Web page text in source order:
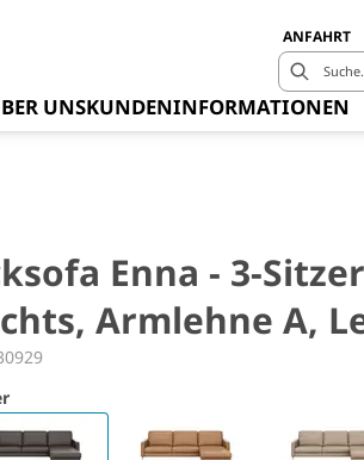
ANFAHRT
UNSKUNDENINFORMATIONEN
Enna - 3-
Armlehne A,